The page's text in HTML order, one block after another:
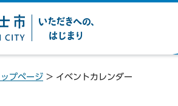
ただきへの、は
ップページ > イベントカレンダー